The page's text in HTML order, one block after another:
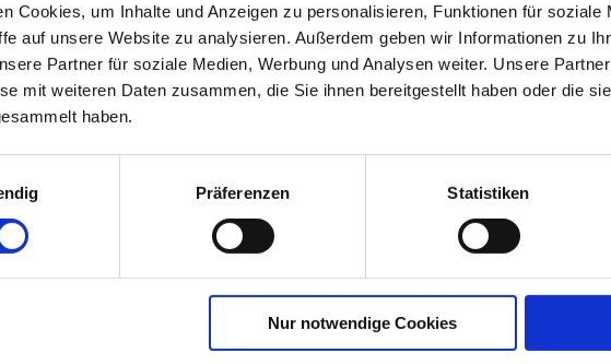
Cookies, um Inhalte und Anzeigen zu personalisieren, Funktionen für soziale
auf unsere Website zu analysieren. Außerdem geben wir Informationen zu
Partner für soziale Medien, Werbung und Analysen weiter. Unsere
mit weiteren Daten zusammen, die Sie ihnen bereitgestellt haben oder die
haben.
Präferenzen Statistiken
Nur notwendige Cookies
Geschäftshaus von Sally Lehnhoff in der Marktstraße, das in der
wurde.